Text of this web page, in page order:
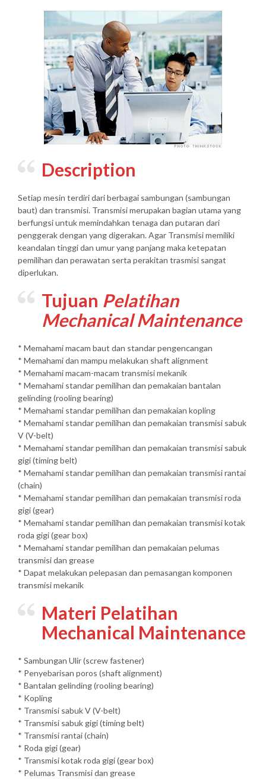
Description
Setiap mesin terdiri dari berbagai sambungan (sambungan
baut) dan transmisi. Transmisi merupakan bagian utama yang
berfungsi untuk memindahkan tenaga dan putaran dari
penggerak dengan yang digerakan. Agar Transmisi memiliki
keandalan tinggi dan umur yang panjang maka ketepatan
pemilihan dan perawatan serta perakitan trasmisi sangat
diperlukan.
Tujuan Pelatihan
Mechanical Maintenance
* Memahami macam baut dan standar pengencangan
* Memahami dan mampu melakukan shaft alignment
* Memahami macam-macam transmisi mekanik
* Memahami standar pemilihan dan pemakaian bantalan
gelinding (rooling bearing)
* Memahami standar pemilihan dan pemakaian kopling
* Memahami standar pemilihan dan pemakaian transmisi sabuk
V (V-belt)
* Memahami standar pemilihan dan pemakaian transmisi sabuk
gigi (timing belt)
* Memahami standar pemilihan dan pemakaian transmisi rantai
(chain)
* Memahami standar pemilihan dan pemakaian transmisi roda
gigi (gear)
* Memahami standar pemilihan dan pemakaian transmisi kotak
roda gigi (gear box)
* Memahami standar pemilihan dan pemakaian pelumas
transmisi dan grease
* Dapat melakukan pelepasan dan pemasangan komponen
transmisi mekanik
Materi Pelatihan
Mechanical Maintenance
* Sambungan Ulir (screw fastener)
* Penyebarisan poros (shaft alignment)
* Bantalan gelinding (rooling bearing)
* Kopling
* Transmisi sabuk V (V-belt)
* Transmisi sabuk gigi (timing belt)
* Transmisi rantai (chain)
* Roda gigi (gear)
* Transmisi kotak roda gigi (gear box)
* Pelumas Transmisi dan grease